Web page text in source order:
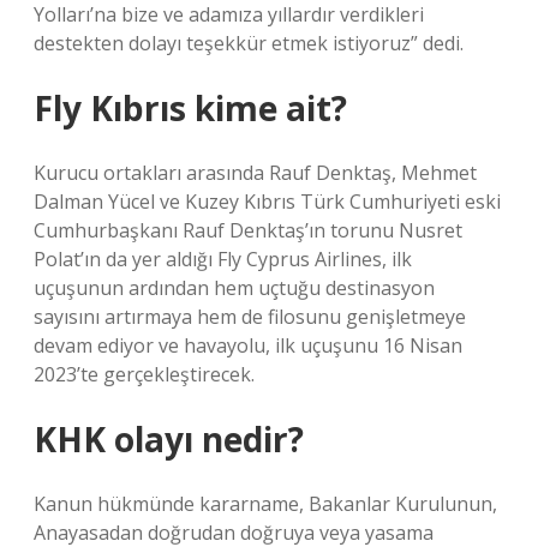
Yolları’na bize ve adamıza yıllardır verdikleri
destekten dolayı teşekkür etmek istiyoruz” dedi.
Fly Kıbrıs kime ait?
Kurucu ortakları arasında Rauf Denktaş, Mehmet
Dalman Yücel ve Kuzey Kıbrıs Türk Cumhuriyeti eski
Cumhurbaşkanı Rauf Denktaş’ın torunu Nusret
Polat’ın da yer aldığı Fly Cyprus Airlines, ilk
uçuşunun ardından hem uçtuğu destinasyon
sayısını artırmaya hem de filosunu genişletmeye
devam ediyor ve havayolu, ilk uçuşunu 16 Nisan
2023’te gerçekleştirecek.
KHK olayı nedir?
Kanun hükmünde kararname, Bakanlar Kurulunun,
Anayasadan doğrudan doğruya veya yasama